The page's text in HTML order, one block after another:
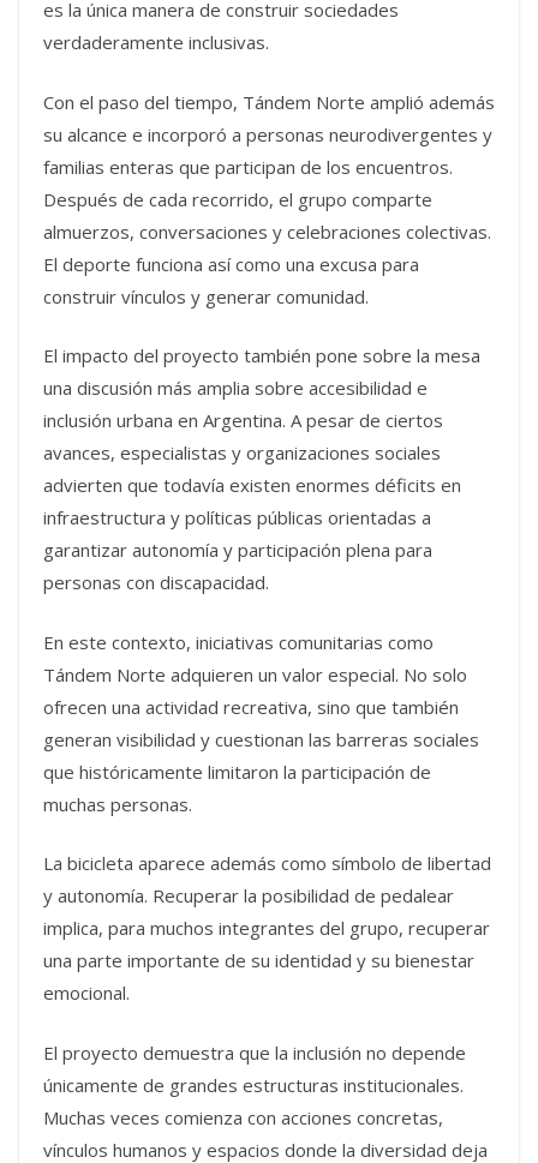
es la única manera de construir sociedades
verdaderamente inclusivas.
Con el paso del tiempo, Tándem Norte amplió además
su alcance e incorporó a personas neurodivergentes y
familias enteras que participan de los encuentros.
Después de cada recorrido, el grupo comparte
almuerzos, conversaciones y celebraciones colectivas.
El deporte funciona así como una excusa para
construir vínculos y generar comunidad.
El impacto del proyecto también pone sobre la mesa
una discusión más amplia sobre accesibilidad e
inclusión urbana en Argentina. A pesar de ciertos
avances, especialistas y organizaciones sociales
advierten que todavía existen enormes déficits en
infraestructura y políticas públicas orientadas a
garantizar autonomía y participación plena para
personas con discapacidad.
En este contexto, iniciativas comunitarias como
Tándem Norte adquieren un valor especial. No solo
ofrecen una actividad recreativa, sino que también
generan visibilidad y cuestionan las barreras sociales
que históricamente limitaron la participación de
muchas personas.
La bicicleta aparece además como símbolo de libertad
y autonomía. Recuperar la posibilidad de pedalear
implica, para muchos integrantes del grupo, recuperar
una parte importante de su identidad y su bienestar
emocional.
El proyecto demuestra que la inclusión no depende
únicamente de grandes estructuras institucionales.
Muchas veces comienza con acciones concretas,
vínculos humanos y espacios donde la diversidad deja